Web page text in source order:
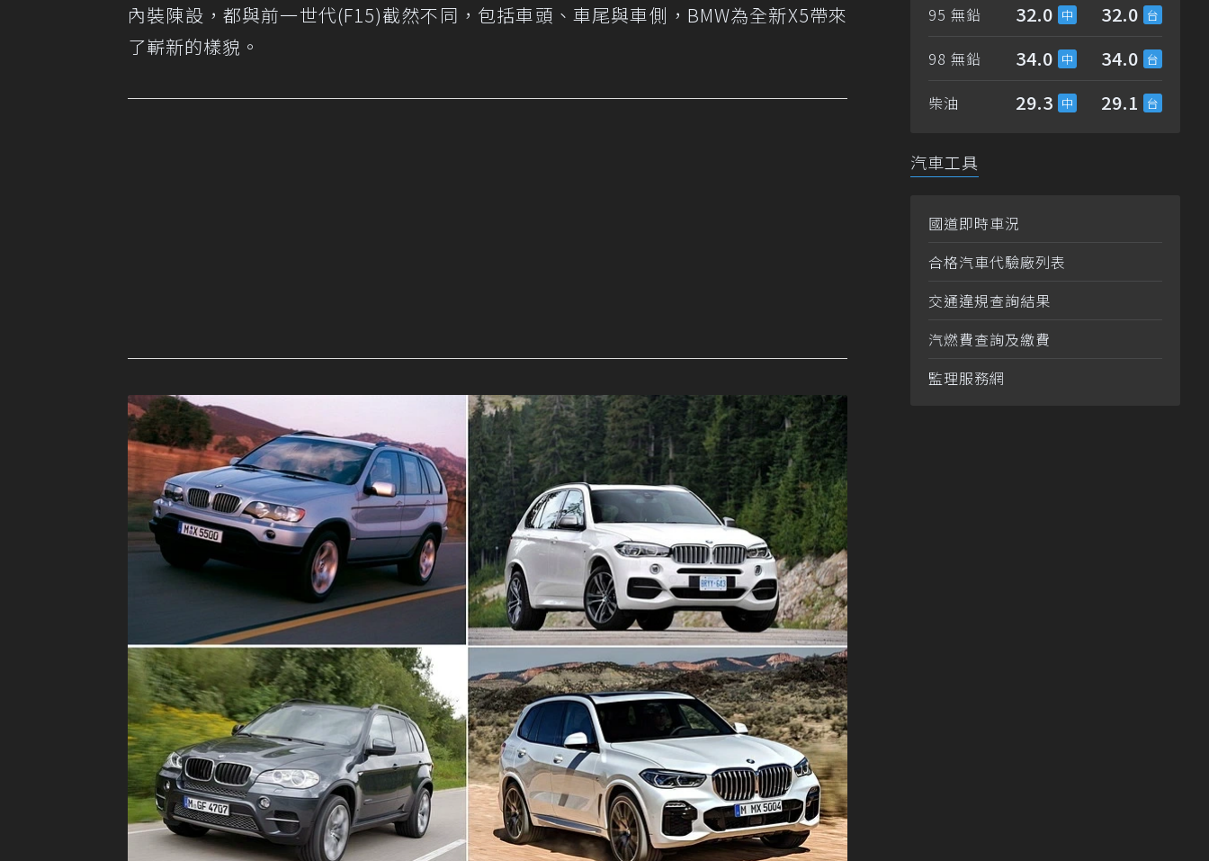
內裝陳設，都與前一世代(F15)截然不同，包括車頭、車尾與車側，BMW為全新X5帶來
了嶄新的樣貌。
95 無鉛 32.0 32.0
98 無鉛 34.0 34.0
柴油 29.3 29.1
汽車工具
國道即時車況
合格汽車代驗廠列表
交通違規查詢結果
汽燃費查詢及繳費
監理服務網